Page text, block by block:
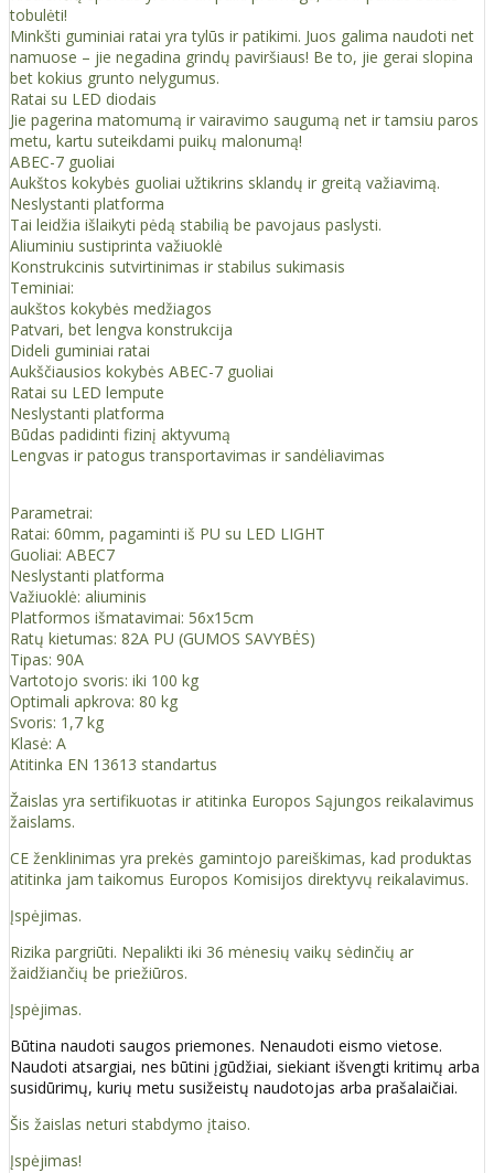
tobulėti!
Minkšti guminiai ratai yra tylūs ir patikimi. Juos galima naudoti net
namuose – jie negadina grindų paviršiaus! Be to, jie gerai slopina
bet kokius grunto nelygumus.
Ratai su LED diodais
Jie pagerina matomumą ir vairavimo saugumą net ir tamsiu paros
metu, kartu suteikdami puikų malonumą!
ABEC-7 guoliai
Aukštos kokybės guoliai užtikrins sklandų ir greitą važiavimą.
Neslystanti platforma
Tai leidžia išlaikyti pėdą stabilią be pavojaus paslysti.
Aliuminiu sustiprinta važiuoklė
Konstrukcinis sutvirtinimas ir stabilus sukimasis
Teminiai:
aukštos kokybės medžiagos
Patvari, bet lengva konstrukcija
Dideli guminiai ratai
Aukščiausios kokybės ABEC-7 guoliai
Ratai su LED lempute
Neslystanti platforma
Būdas padidinti fizinį aktyvumą
Lengvas ir patogus transportavimas ir sandėliavimas
Parametrai:
Ratai: 60mm, pagaminti iš PU su LED LIGHT
Guoliai: ABEC7
Neslystanti platforma
Važiuoklė: aliuminis
Platformos išmatavimai: 56x15cm
Ratų kietumas: 82A PU (GUMOS SAVYBĖS)
Tipas: 90A
Vartotojo svoris: iki 100 kg
Optimali apkrova: 80 kg
Svoris: 1,7 kg
Klasė: A
Atitinka EN 13613 standartus
Žaislas yra sertifikuotas ir atitinka Europos Sąjungos reikalavimus
žaislams.
CE ženklinimas yra prekės gamintojo pareiškimas, kad produktas
atitinka jam taikomus Europos Komisijos direktyvų reikalavimus.
Įspėjimas.
Rizika pargriūti. Nepalikti iki 36 mėnesių vaikų sėdinčių ar
žaidžiančių be priežiūros.
Įspėjimas.
Būtina naudoti saugos priemones. Nenaudoti eismo vietose.
Naudoti atsargiai, nes būtini įgūdžiai, siekiant išvengti kritimų arba
susidūrimų, kurių metu susižeistų naudotojas arba prašalaičiai.
Šis žaislas neturi stabdymo įtaiso.
Įspėjimas!